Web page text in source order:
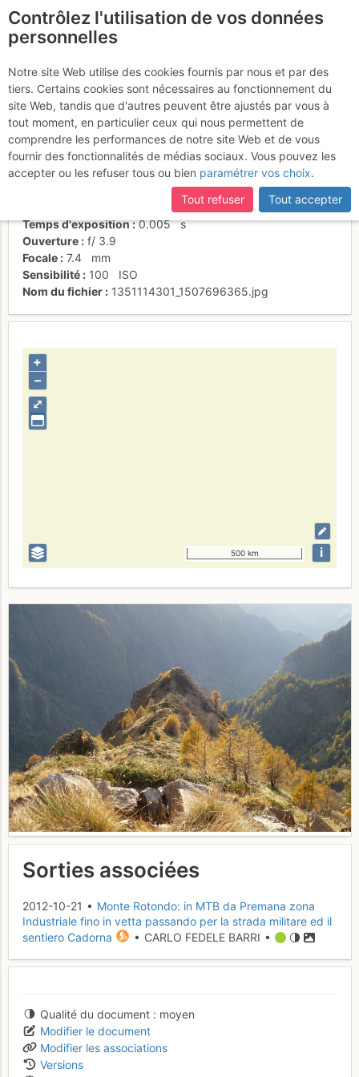
Riflessi a sera
Activités
Date/heure
21 oct. 2012 17:17
Contributeur
CARLO FEDELE BARRI
collaboratif (CC by-sa)
Panasonic DMC-TZ20
Temps d'exposition
0.005 s
Ouverture
f/ 3.9
Focale
7.4
mm
Sensibilité
100
ISO
Nom du fichier
1351114301_1507696365.jpg
⤢
+
–
500 km i
Sorties associées
2012-10-21 • Monte Rotondo: in MTB da Premana zona
Industriale fino in vetta passando per la strada militare ed il
sentiero Cadorna
• CARLO FEDELE BARRI •
Qualité du document
moyen
Modifier le document
Modifier les associations
Versions
Contrôlez l'utilisation de vos données
personnelles
Notre site Web utilise des cookies fournis par nous et par des
tiers. Certains cookies sont nécessaires au fonctionnement du
site Web, tandis que d'autres peuvent être ajustés par vous à
tout moment, en particulier ceux qui nous permettent de
comprendre les performances de notre site Web et de vous
fournir des fonctionnalités de médias sociaux. Vous pouvez les
accepter ou les refuser tous ou bien paramétrer vos choix.
Tout refuser
Tout accepter